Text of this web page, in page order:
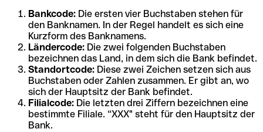
Bankcode: Die ersten vier Buchstaben stehen für
den Banknamen. In der Regel handelt es sich eine
Kurzform des Banknamens.
Ländercode: Die zwei folgenden Buchstaben
bezeichnen das Land, in dem sich die Bank befindet.
Standortcode: Diese zwei Zeichen setzen sich aus
Buchstaben oder Zahlen zusammen. Er gibt an, wo
sich der Hauptsitz der Bank befindet.
Filialcode: Die letzten drei Ziffern bezeichnen eine
bestimmte Filiale. “XXX" steht für den Hauptsitz der
Bank.